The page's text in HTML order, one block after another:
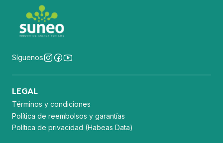
Síguenos
LEGAL
Términos y condiciones
Política de reembolsos y garantías
Política de privacidad (Habeas Data)